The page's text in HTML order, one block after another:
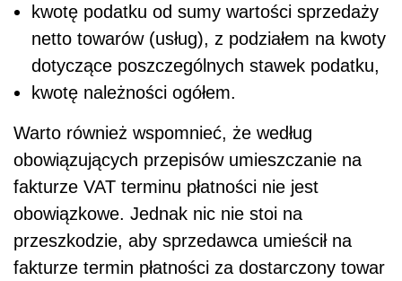
kwotę podatku od sumy wartości sprzedaży
netto towarów (usług), z podziałem na kwoty
dotyczące poszczególnych stawek podatku,
kwotę należności ogółem.
Warto również wspomnieć, że według
obowiązujących przepisów umieszczanie na
fakturze VAT terminu płatności nie jest
obowiązkowe. Jednak nic nie stoi na
przeszkodzie, aby sprzedawca umieścił na
fakturze termin płatności za dostarczony towar